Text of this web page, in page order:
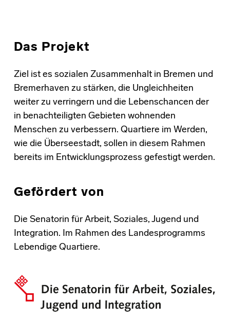
Das Projekt
Ziel ist es sozialen Zusammenhalt in Bremen und
Bremerhaven zu stärken, die Ungleichheiten
weiter zu verringern und die Lebenschancen der
in benachteiligten Gebieten wohnenden
Menschen zu verbessern. Quartiere im Werden,
wie die Überseestadt, sollen in diesem Rahmen
bereits im Entwicklungsprozess gefestigt werden.
Gefördert von
Die Senatorin für Arbeit, Soziales, Jugend und
Integration. Im Rahmen des Landesprogramms
Lebendige Quartiere.